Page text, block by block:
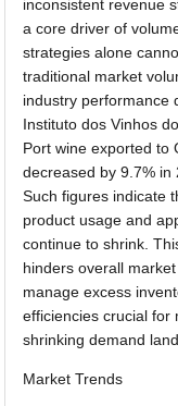
inconsistent revenue
a core driver of
strategies alone
traditional market
industry performance
Instituto dos Vinhos
Port wine exported to
decreased by 9.7%
Such figures indicate
product usage and
continue to shrink.
hinders overall
manage excess
efficiencies crucial for
shrinking demand
Market Trends